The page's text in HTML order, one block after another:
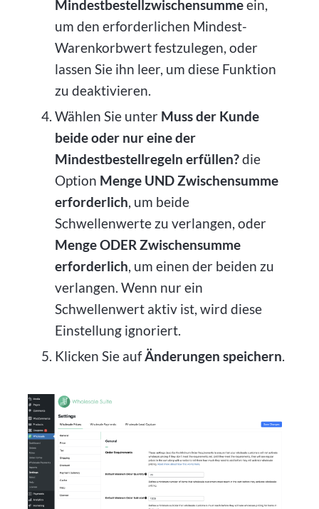
Mindestbestellzwischensummeein,
um den erforderlichen Mindest-
Warenkorbwert festzulegen, oder
lassen Sie ihn leer, um diese Funktion
zu deaktivieren.
Wählen Sie unter Muss der Kunde
beide oder nur eine der
Mindestbestellregeln erfüllen?die
Option Menge UND Zwischensumme
erforderlich, um beide
Schwellenwerte zu verlangen, oder
Menge ODER Zwischensumme
erforderlich, um einen der beiden zu
verlangen. Wenn nur ein
Schwellenwert aktiv ist, wird diese
Einstellung ignoriert.
Klicken Sie aufÄnderungen speichern.